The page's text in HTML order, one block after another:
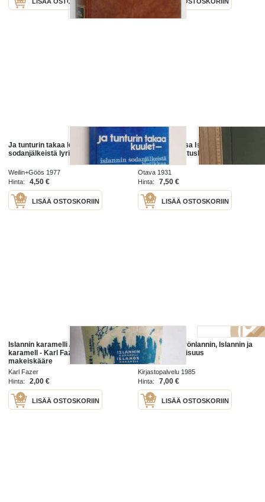
Ja tunturin takaa kuulet : Islannin
sodanjälkeistä lyriikkaa
Weilin+Göös 1977
Hinta:
4,50 €
LISÄÄ OSTOSKORIIN
Sillien kimpussa Islannin vesillä -
Elfvingin kalastuslaivueessa.
Otava 1931
Hinta:
7,50 €
LISÄÄ OSTOSKORIIN
Islannin karamelli / Islands
karamell - Karl Fazer -
makeiskääre
Karl Fazer
Hinta:
2,00 €
LISÄÄ OSTOSKORIIN
Färsaarten, Grönlannin, Islannin ja
Saamen kirjallisuus
Kirjastopalvelu 1985
Hinta:
7,00 €
LISÄÄ OSTOSKORIIN